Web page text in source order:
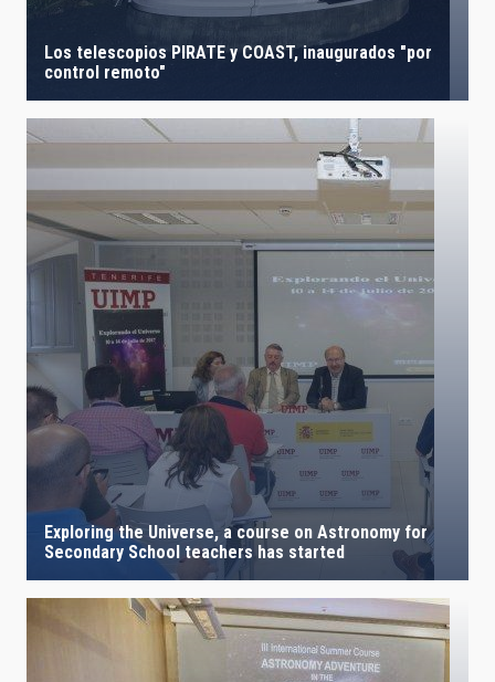
Los telescopios PIRATE y COAST, inaugurados "por
control remoto"
Exploring the Universe, a course on Astronomy for
Secondary School teachers has started